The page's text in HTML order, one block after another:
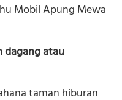
dagang atau
taman hiburan